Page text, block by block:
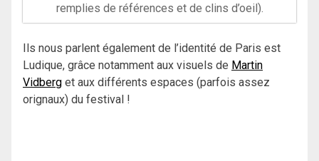
remplies de références et de clins d’oeil).
Ils nous parlent également de l’identité de Paris est
Ludique, grâce notamment aux visuels de Martin
Vidberg et aux différents espaces (parfois assez
orignaux) du festival !